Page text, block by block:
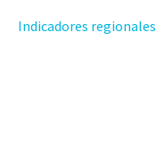
Indicadores regionales